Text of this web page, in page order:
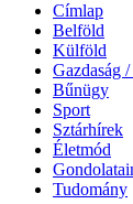
Címlap
Belföld
Külföld
Gazdaság
Bűnügy
Sport
Sztárhírek
Életmód
Tudomány